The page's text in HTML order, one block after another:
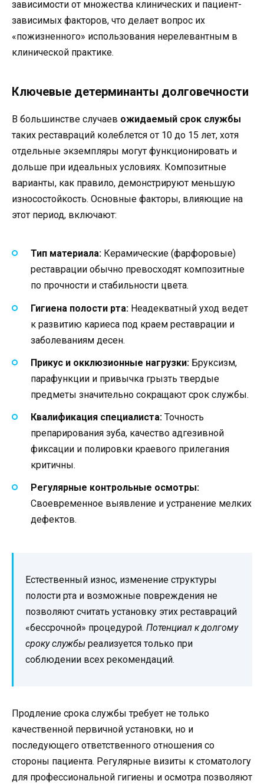
зависимости от множества клинических и пациент-
зависимых факторов, что делает вопрос их
«пожизненного» использования нерелевантным в
клинической практике.
Ключевые детерминанты долговечности
В большинстве случаев ожидаемый срок службы
таких реставраций колеблется от 10 до 15 лет, хотя
отдельные экземпляры могут функционировать и
дольше при идеальных условиях. Композитные
варианты, как правило, демонстрируют меньшую
износостойкость. Основные факторы, влияющие на
этот период, включают:
Тип материала: Керамические (фарфоровые)
реставрации обычно превосходят композитные
по прочности и стабильности цвета.
Гигиена полости рта: Неадекватный уход ведет
к развитию кариеса под краем реставрации и
заболеваниям десен.
Прикус и окклюзионные нагрузки: Бруксизм,
парафункции и привычка грызть твердые
предметы значительно сокращают срок службы.
Квалификация специалиста: Точность
препарирования зуба, качество адгезивной
фиксации и полировки краевого прилегания
критичны.
Регулярные контрольные осмотры:
Своевременное выявление и устранение мелких
дефектов.
Естественный износ, изменение структуры
полости рта и возможные повреждения не
позволяют считать установку этих реставраций
«бессрочной» процедурой. Потенциал к долгому
сроку службы реализуется только при
соблюдении всех рекомендаций.
Продление срока службы требует не только
качественной первичной установки, но и
последующего ответственного отношения со
стороны пациента. Регулярные визиты к стоматологу
для профессиональной гигиены и осмотра позволяют